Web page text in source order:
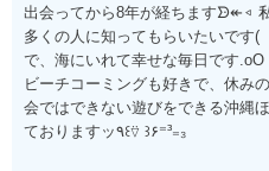
出会ってから8年が経ちますᗦ↞◃
多くの人に知ってもらいたいです
で、海にいれて幸せな毎日です.oO
ビーチコーミングも好きで、休み
会ではできない遊びをできる沖縄
ておりますッ٩꒰⍢ ꒱۶⁼³₌₃